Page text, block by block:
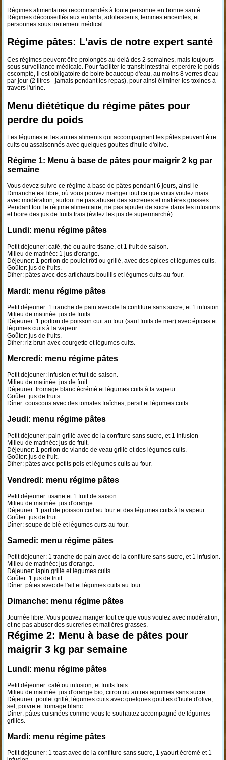
Régimes alimentaires recommandés à toute personne en bonne santé.
Régimes déconseillés aux enfants, adolescents, femmes enceintes, et
personnes sous traitement médical.
Régime pâtes: L'avis de notre expert santé
Ces régimes peuvent être prolongés au delà des 2 semaines, mais toujours
sous surveillance médicale. Pour faciliter le transit intestinal et perdre le poids
escompté, il est obligatoire de boire beaucoup d'eau, au moins 8 verres d'eau
par jour (2 litres - jamais pendant les repas), pour ainsi éliminer les toxines à
travers l'urine.
Menu diététique du régime pâtes pour
perdre du poids
Les légumes et les autres aliments qui accompagnent les pâtes peuvent être
cuits ou assaisonnés avec quelques gouttes d'huile d'olive.
Régime 1: Menu à base de pâtes pour maigrir 2 kg par
semaine
Vous devez suivre ce régime à base de pâtes pendant 6 jours, ainsi le
Dimanche est libre, où vous pouvez manger tout ce que vous voulez mais
avec modération, surtout ne pas abuser des sucreries et matières grasses.
Pendant tout le régime alimentaire, ne pas ajouter de sucre dans les infusions
et boire des jus de fruits frais (évitez les jus de supermarché).
Lundi: menu régime pâtes
Petit déjeuner: café, thé ou autre tisane, et 1 fruit de saison.
Milieu de matinée: 1 jus d'orange.
Déjeuner: 1 portion de poulet rôti ou grillé, avec des épices et légumes cuits.
Goûter: jus de fruits.
Dîner: pâtes avec des artichauts bouillis et légumes cuits au four.
Mardi: menu régime pâtes
Petit déjeuner: 1 tranche de pain avec de la confiture sans sucre, et 1 infusion.
Milieu de matinée: jus de fruits.
Déjeuner: 1 portion de poisson cuit au four (sauf fruits de mer) avec épices et
légumes cuits à la vapeur.
Goûter: jus de fruits.
Dîner: riz brun avec courgette et légumes cuits.
Mercredi: menu régime pâtes
Petit déjeuner: infusion et fruit de saison.
Milieu de matinée: jus de fruit.
Déjeuner: fromage blanc écrémé et légumes cuits à la vapeur.
Goûter: jus de fruits.
Dîner: couscous avec des tomates fraîches, persil et légumes cuits.
Jeudi: menu régime pâtes
Petit déjeuner: pain grillé avec de la confiture sans sucre, et 1 infusion
Milieu de matinée: jus de fruit.
Déjeuner: 1 portion de viande de veau grillé et des légumes cuits.
Goûter: jus de fruit.
Dîner: pâtes avec petits pois et légumes cuits au four.
Vendredi: menu régime pâtes
Petit déjeuner: tisane et 1 fruit de saison.
Milieu de matinée: jus d'orange.
Déjeuner: 1 part de poisson cuit au four et des légumes cuits à la vapeur.
Goûter: jus de fruit.
Dîner: soupe de blé et légumes cuits au four.
Samedi: menu régime pâtes
Petit déjeuner: 1 tranche de pain avec de la confiture sans sucre, et 1 infusion.
Milieu de matinée: jus d'orange.
Déjeuner: lapin grillé et légumes cuits.
Goûter: 1 jus de fruit.
Dîner: pâtes avec de l'ail et légumes cuits au four.
Dimanche: menu régime pâtes
Journée libre. Vous pouvez manger tout ce que vous voulez avec modération,
et ne pas abuser des sucreries et matières grasses.
Régime 2: Menu à base de pâtes pour
maigrir 3 kg par semaine
Lundi: menu régime pâtes
Petit déjeuner: café ou infusion, et fruits frais.
Milieu de matinée: jus d'orange bio, citron ou autres agrumes sans sucre.
Déjeuner: poulet grillé, légumes cuits avec quelques gouttes d'huile d'olive,
sel, poivre et fromage blanc.
Dîner: pâtes cuisinées comme vous le souhaitez accompagné de légumes
grillés.
Mardi: menu régime pâtes
Petit déjeuner: 1 toast avec de la confiture sans sucre, 1 yaourt écrémé et 1